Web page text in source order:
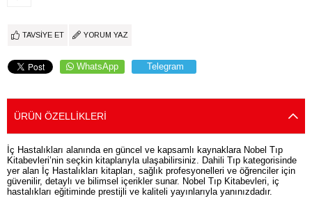
TAVSIYE ET YORUM YAZ
WhatsApp Telegram
ÜRÜN ÖZELLIKLERI
İç Hastalıkları alanında en güncel ve kapsamlı kaynaklara Nobel Tıp
Kitabevleri’nin seçkin kitaplarıyla ulaşabilirsiniz. Dahili Tıp kategorisinde
yer alan İç Hastalıkları kitapları, sağlık profesyonelleri ve öğrenciler için
güvenilir, detaylı ve bilimsel içerikler sunar. Nobel Tıp Kitabevleri, iç
hastalıkları eğitiminde prestijli ve kaliteli yayınlarıyla yanınızdadır.